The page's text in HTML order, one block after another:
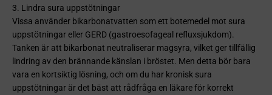
3. Lindra sura uppstötningar
Vissa använder bikarbonatvatten som ett botemedel mot sura
uppstötningar eller GERD (gastroesofageal refluxsjukdom).
Tanken är att bikarbonat neutraliserar magsyra, vilket ger tillfällig
lindring av den brännande känslan i bröstet. Men detta bör bara
vara en kortsiktig lösning, och om du har kronisk sura
uppstötningar är det bäst att rådfråga en läkare för korrekt